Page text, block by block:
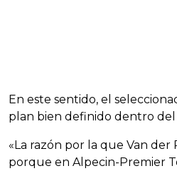
En este sentido, el
plan bien definido dentro
«La razón por la que Van der
porque en Alpecin-Premier